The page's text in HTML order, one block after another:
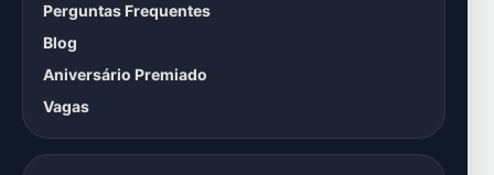
Perguntas Frequentes
Blog
Aniversário Premiado
Vagas